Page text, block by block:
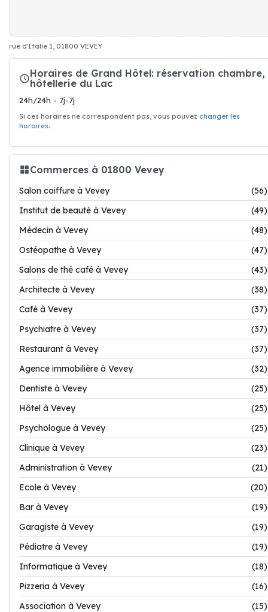
rue d'Italie 1, 01800 VEVEY
Horaires de Grand Hôtel: réservation chambre,
hôtellerie du Lac
24h/24h - 7j-7j
Si ces horaires ne correspondent pas, vous pouvez changer les
horaires.
Commerces à 01800 Vevey
Salon coiffure à Vevey
(56)
Institut de beauté à Vevey
(49)
Médecin à Vevey
(48)
Ostéopathe à Vevey
(47)
Salons de thé café à Vevey
(43)
Architecte à Vevey
(38)
Café à Vevey
(37)
Psychiatre à Vevey
(37)
Restaurant à Vevey
(37)
Agence immobilière à Vevey
(32)
Dentiste à Vevey
(25)
Hôtel à Vevey
(25)
Psychologue à Vevey
(25)
Clinique à Vevey
(23)
Administration à Vevey
(21)
Ecole à Vevey
(20)
Bar à Vevey
(19)
Garagiste à Vevey
(19)
Pédiatre à Vevey
(19)
Informatique à Vevey
(18)
Pizzeria à Vevey
(16)
Association à Vevey
(15)